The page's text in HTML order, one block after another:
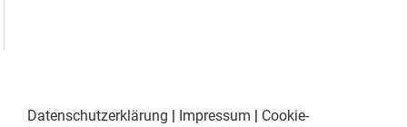
Datenschutzerklärung | Impressum | Cookie-